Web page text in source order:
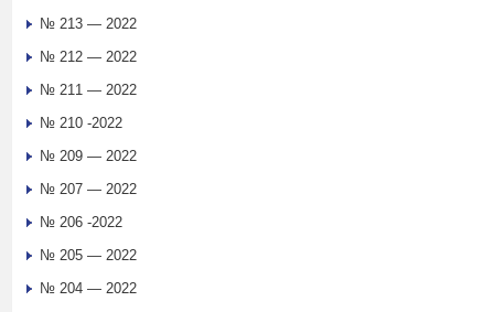
№ 213 — 2022
№ 212 — 2022
№ 211 — 2022
№ 210 -2022
№ 209 — 2022
№ 207 — 2022
№ 206 -2022
№ 205 — 2022
№ 204 — 2022